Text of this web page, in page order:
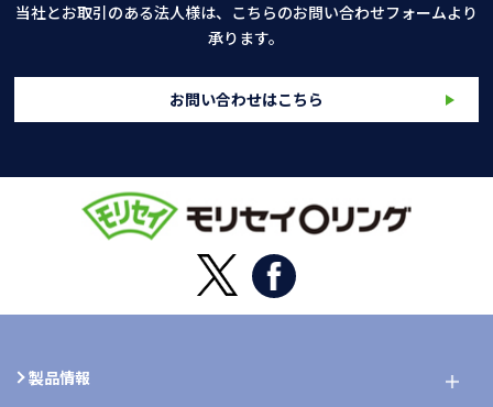
当社とお取引のある法人様は、こちらのお問い合わせフォームより
承ります。
お問い合わせはこちら
製品情報